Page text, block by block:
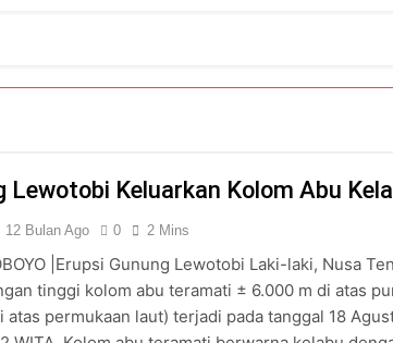
PD Taman Satwa KBS, Resmi ditetapkan
BBM, Polsek Medan Tuntungan Siagakan
Kapolda Sumut Turun Tangan “Judi Tembak
Steril Narkoba “PPMSU Dukung Penuh Polres
Lewotobi Keluarkan Kolom Abu
12 Bulan Ago 0 2 Mins
|Erupsi Gunung Lewotobi Laki-laki, Nusa
tinggi kolom abu teramati ± 6.000 m di atas
atas permukaan laut) terjadi pada tanggal 18